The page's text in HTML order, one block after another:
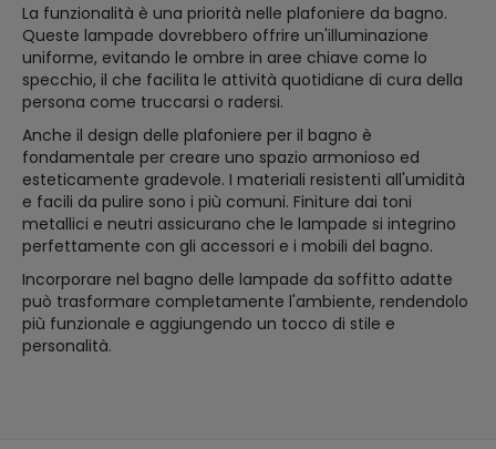
La funzionalità è una priorità nelle plafoniere da bagno.
Queste lampade dovrebbero offrire un'illuminazione
uniforme, evitando le ombre in aree chiave come lo
specchio, il che facilita le attività quotidiane di cura della
persona come truccarsi o radersi.
Anche il design delle plafoniere per il bagno è
fondamentale per creare uno spazio armonioso ed
esteticamente gradevole. I materiali resistenti all'umidità
e facili da pulire sono i più comuni. Finiture dai toni
metallici e neutri assicurano che le lampade si integrino
perfettamente con gli accessori e i mobili del bagno.
Incorporare nel bagno delle lampade da soffitto adatte
può trasformare completamente l'ambiente, rendendolo
più funzionale e aggiungendo un tocco di stile e
personalità.